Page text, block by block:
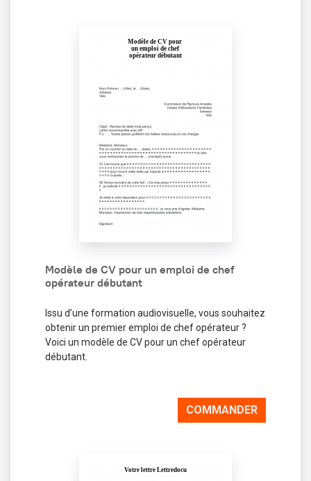
Modèle de CV pour un emploi de chef
opérateur débutant
Issu d’une formation audiovisuelle, vous souhaitez
obtenir un premier emploi de chef opérateur ?
Voici un modèle de CV pour un chef opérateur
débutant.
COMMANDER